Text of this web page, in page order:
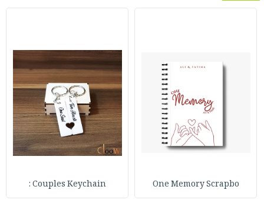
One Memory Scrapbo
Couples Keychain :